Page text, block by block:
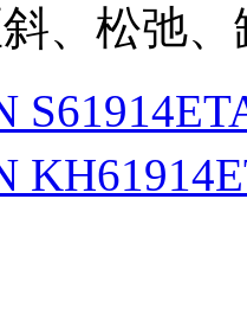
、松弛、